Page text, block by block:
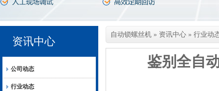
资讯中心
公司动态
行业动态
自动锁螺丝机 » 资讯中心 » 行业动
鉴别全自